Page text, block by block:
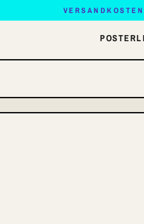
POSTER